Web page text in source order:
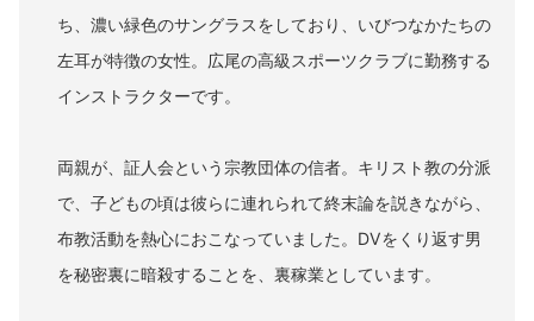
ち、濃い緑色のサングラスをしており、いびつなかたちの
左耳が特徴の女性。広尾の高級スポーツクラブに勤務する
インストラクターです。
両親が、証人会という宗教団体の信者。キリスト教の分派
で、子どもの頃は彼らに連れられて終末論を説きながら、
布教活動を熱心におこなっていました。DVをくり返す男
を秘密裏に暗殺することを、裏稼業としています。